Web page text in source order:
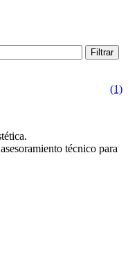
Filtrar
(1)
técnico para